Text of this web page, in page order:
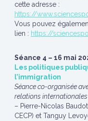
cette adresse :
https://
Vous pouvez
lien : https://
Séance 4 – 16 mai
Les politiques
l’immigration
Séance co-organisée
relations
– Pierre-Nicolas
CECP) et Tanguy